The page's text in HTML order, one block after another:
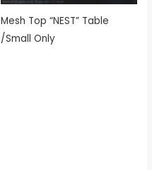
Mesh Top “NEST” Table
/Small Only